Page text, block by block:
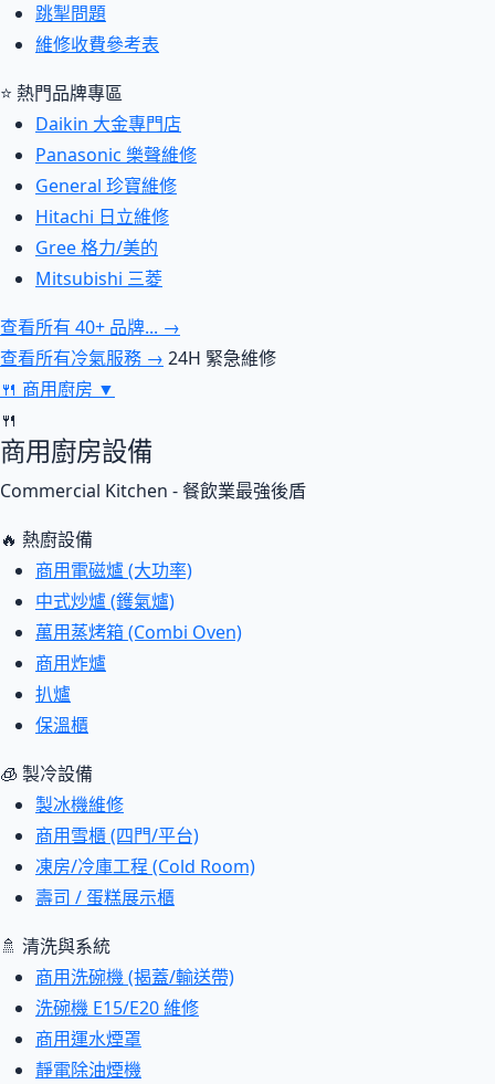
跳掣問題
維修收費參考表
⭐ 熱門品牌專區
Daikin 大金專門店
Panasonic 樂聲維修
General 珍寶維修
Hitachi 日立維修
Gree 格力/美的
Mitsubishi 三菱
查看所有 40+ 品牌... →
查看所有冷氣服務 → 24H 緊急維修
🍴 商用廚房 ▼
🍴
商用廚房設備
Commercial Kitchen - 餐飲業最強後盾
🔥 熱廚設備
商用電磁爐 (大功率)
中式炒爐 (鑊氣爐)
萬用蒸烤箱 (Combi Oven)
商用炸爐
扒爐
保溫櫃
🧊 製冷設備
製冰機維修
商用雪櫃 (四門/平台)
凍房/冷庫工程 (Cold Room)
壽司 / 蛋糕展示櫃
🚿 清洗與系統
商用洗碗機 (揭蓋/輸送帶)
洗碗機 E15/E20 維修
商用運水煙罩
靜電除油煙機